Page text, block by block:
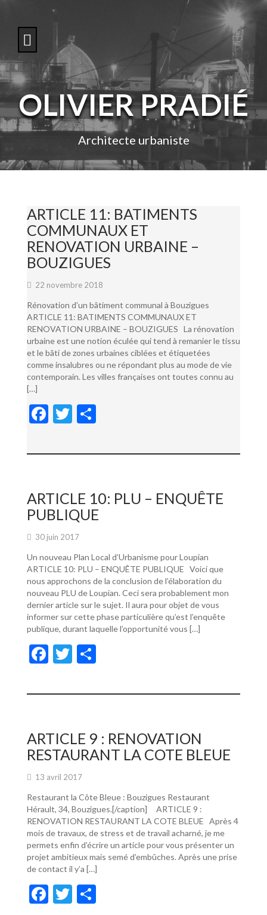
o
c
n
e
OLIVIER PRADIÉ
Architecte urbaniste
ARTICLE 11: BATIMENTS
COMMUNAUX ET
RENOVATION URBAINE –
BOUZIGUES
22 novembre 2018
Rénovation d’un bâtiment communal à Bouzigues
ARTICLE 11: BATIMENTS COMMUNAUX ET
RENOVATION URBAINE – BOUZIGUES La rénovation
urbaine est une notion éculée qui tend à remanier le tissu
et le bâti de zones urbaines ciblées et étiquetées
comme insalubres ou ne répondant plus au mode de vie
contemporain. Les villes françaises ont toutes connu au
[…]
F
e
o
o
k
T
itt ta
er
ARTICLE 10: PLU – ENQUÊTE
PUBLIQUE
30 juin 2017
Un nouveau Plan Local d’Urbanisme pour Loupian
ARTICLE 10: PLU – ENQUÊTE PUBLIQUE Voici que
nous approchons de la conclusion de l’élaboration du
nouveau PLU de Loupian. Ceci sera probablement mon
dernier article sur le sujet. Il aura pour objet de vous
informer sur cette phase particulière qu’est l’enquête
publique, durant laquelle l’opportunité vous […]
F
e
o
o
k
T
itt ta
er
ARTICLE 9 : RENOVATION
RESTAURANT LA COTE BLEUE
13 avril 2017
Restaurant la Côte Bleue : Bouzigues Restaurant
Hérault, 34, Bouzigues.[/caption] ARTICLE 9 :
RENOVATION RESTAURANT LA COTE BLEUE Après 4
mois de travaux, de stress et de travail acharné, je me
permets enfin d’écrire un article pour vous présenter un
projet ambitieux mais semé d’embûches. Après une prise
de contact il y’a […]
F
T